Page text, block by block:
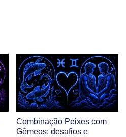
Combinação Peixes com
Gêmeos: desafios e